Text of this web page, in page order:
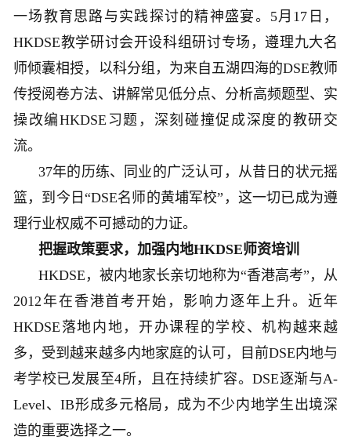
一场教育思路与实践探讨的精神盛宴。5月17日，
HKDSE教学研讨会开设科组研讨专场，遵理九大名
师倾囊相授，以科分组，为来自五湖四海的DSE教师
传授阅卷方法、讲解常见低分点、分析高频题型、实
操改编HKDSE习题，深刻碰撞促成深度的教研交
流。
37年的历练、同业的广泛认可，从昔日的状元摇
篮，到今日“DSE名师的黄埔军校”，这一切已成为遵
理行业权威不可撼动的力证。
把握政策要求，加强内地HKDSE师资培训
HKDSE，被内地家长亲切地称为“香港高考”，从
2012年在香港首考开始，影响力逐年上升。近年
HKDSE落地内地，开办课程的学校、机构越来越
多，受到越来越多内地家庭的认可，目前DSE内地与
考学校已发展至4所，且在持续扩容。DSE逐渐与A-
Level、IB形成多元格局，成为不少内地学生出境深
造的重要选择之一。